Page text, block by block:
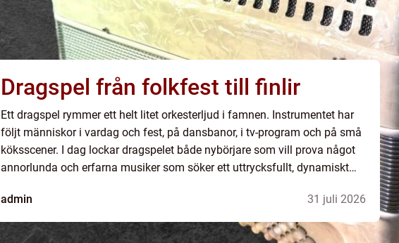
Dragspel från folkfest till finlir
Ett dragspel rymmer ett helt litet orkesterljud i famnen. Instrumentet har
följt människor i vardag och fest, på dansbanor, i tv-program och på små
köksscener. I dag lockar dragspelet både nybörjare som vill prova något
annorlunda och erfarna musiker som söker ett uttrycksfullt, dynamiskt
admin
31 juli 2026